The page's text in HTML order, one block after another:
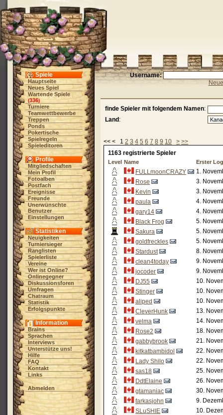
Spiele
Hauptseite
Neues Spiel
Wartende Spiele
(336)
Turniere
Teamwettbewerbe
Treppen
Ponds
Pokertische
Spielregeln
Spieleditoren
Profile
Mitgliedschaften
Mein Profil
Fotoalben
Postfach
Ereignisse
Freunde
Unerwünschte
Benutzer
Einstellungen
Statistiken
Neuigkeiten
Turniersieger
Ranglisten
Spielerliste
Vereine
Wer ist Online?
Onlinegegner
Diskussionsforen
Umfragen
Chatraum
Statistik
Erfolgspunkte
Information
Brains
Sprachen
Interviews
Unterstütze uns!
Hilfe
FAQ
Kontakt
Links
Abmelden
Username:
finde Spieler mit folgendem Namen:
Land :
<< < 1 2 3 4 5 6 7 8 9 10 > >>
1163 registrierte Spieler
Level Name Erster
FULLmoonCRAZY
1.
Rose
3.
Kevin
3.
paula
4.
gary14
4.
Black Frog
5.
Sakura
5.
goldfreckles
5.
Stardust
8.
clean4today
9.
jocoder
9.
DJ55
10.
Stinger
10.
aliped
10.
CleverHunk
13.
velma
14.
Rose2
18.
gabbybrook
21.
kitkatbambidol
22.
Lady Shilo
22.
sas18
25.
DdtElaine
26.
gtamaniac
30.
farkasjohn
9.
SLuSHIE
10.